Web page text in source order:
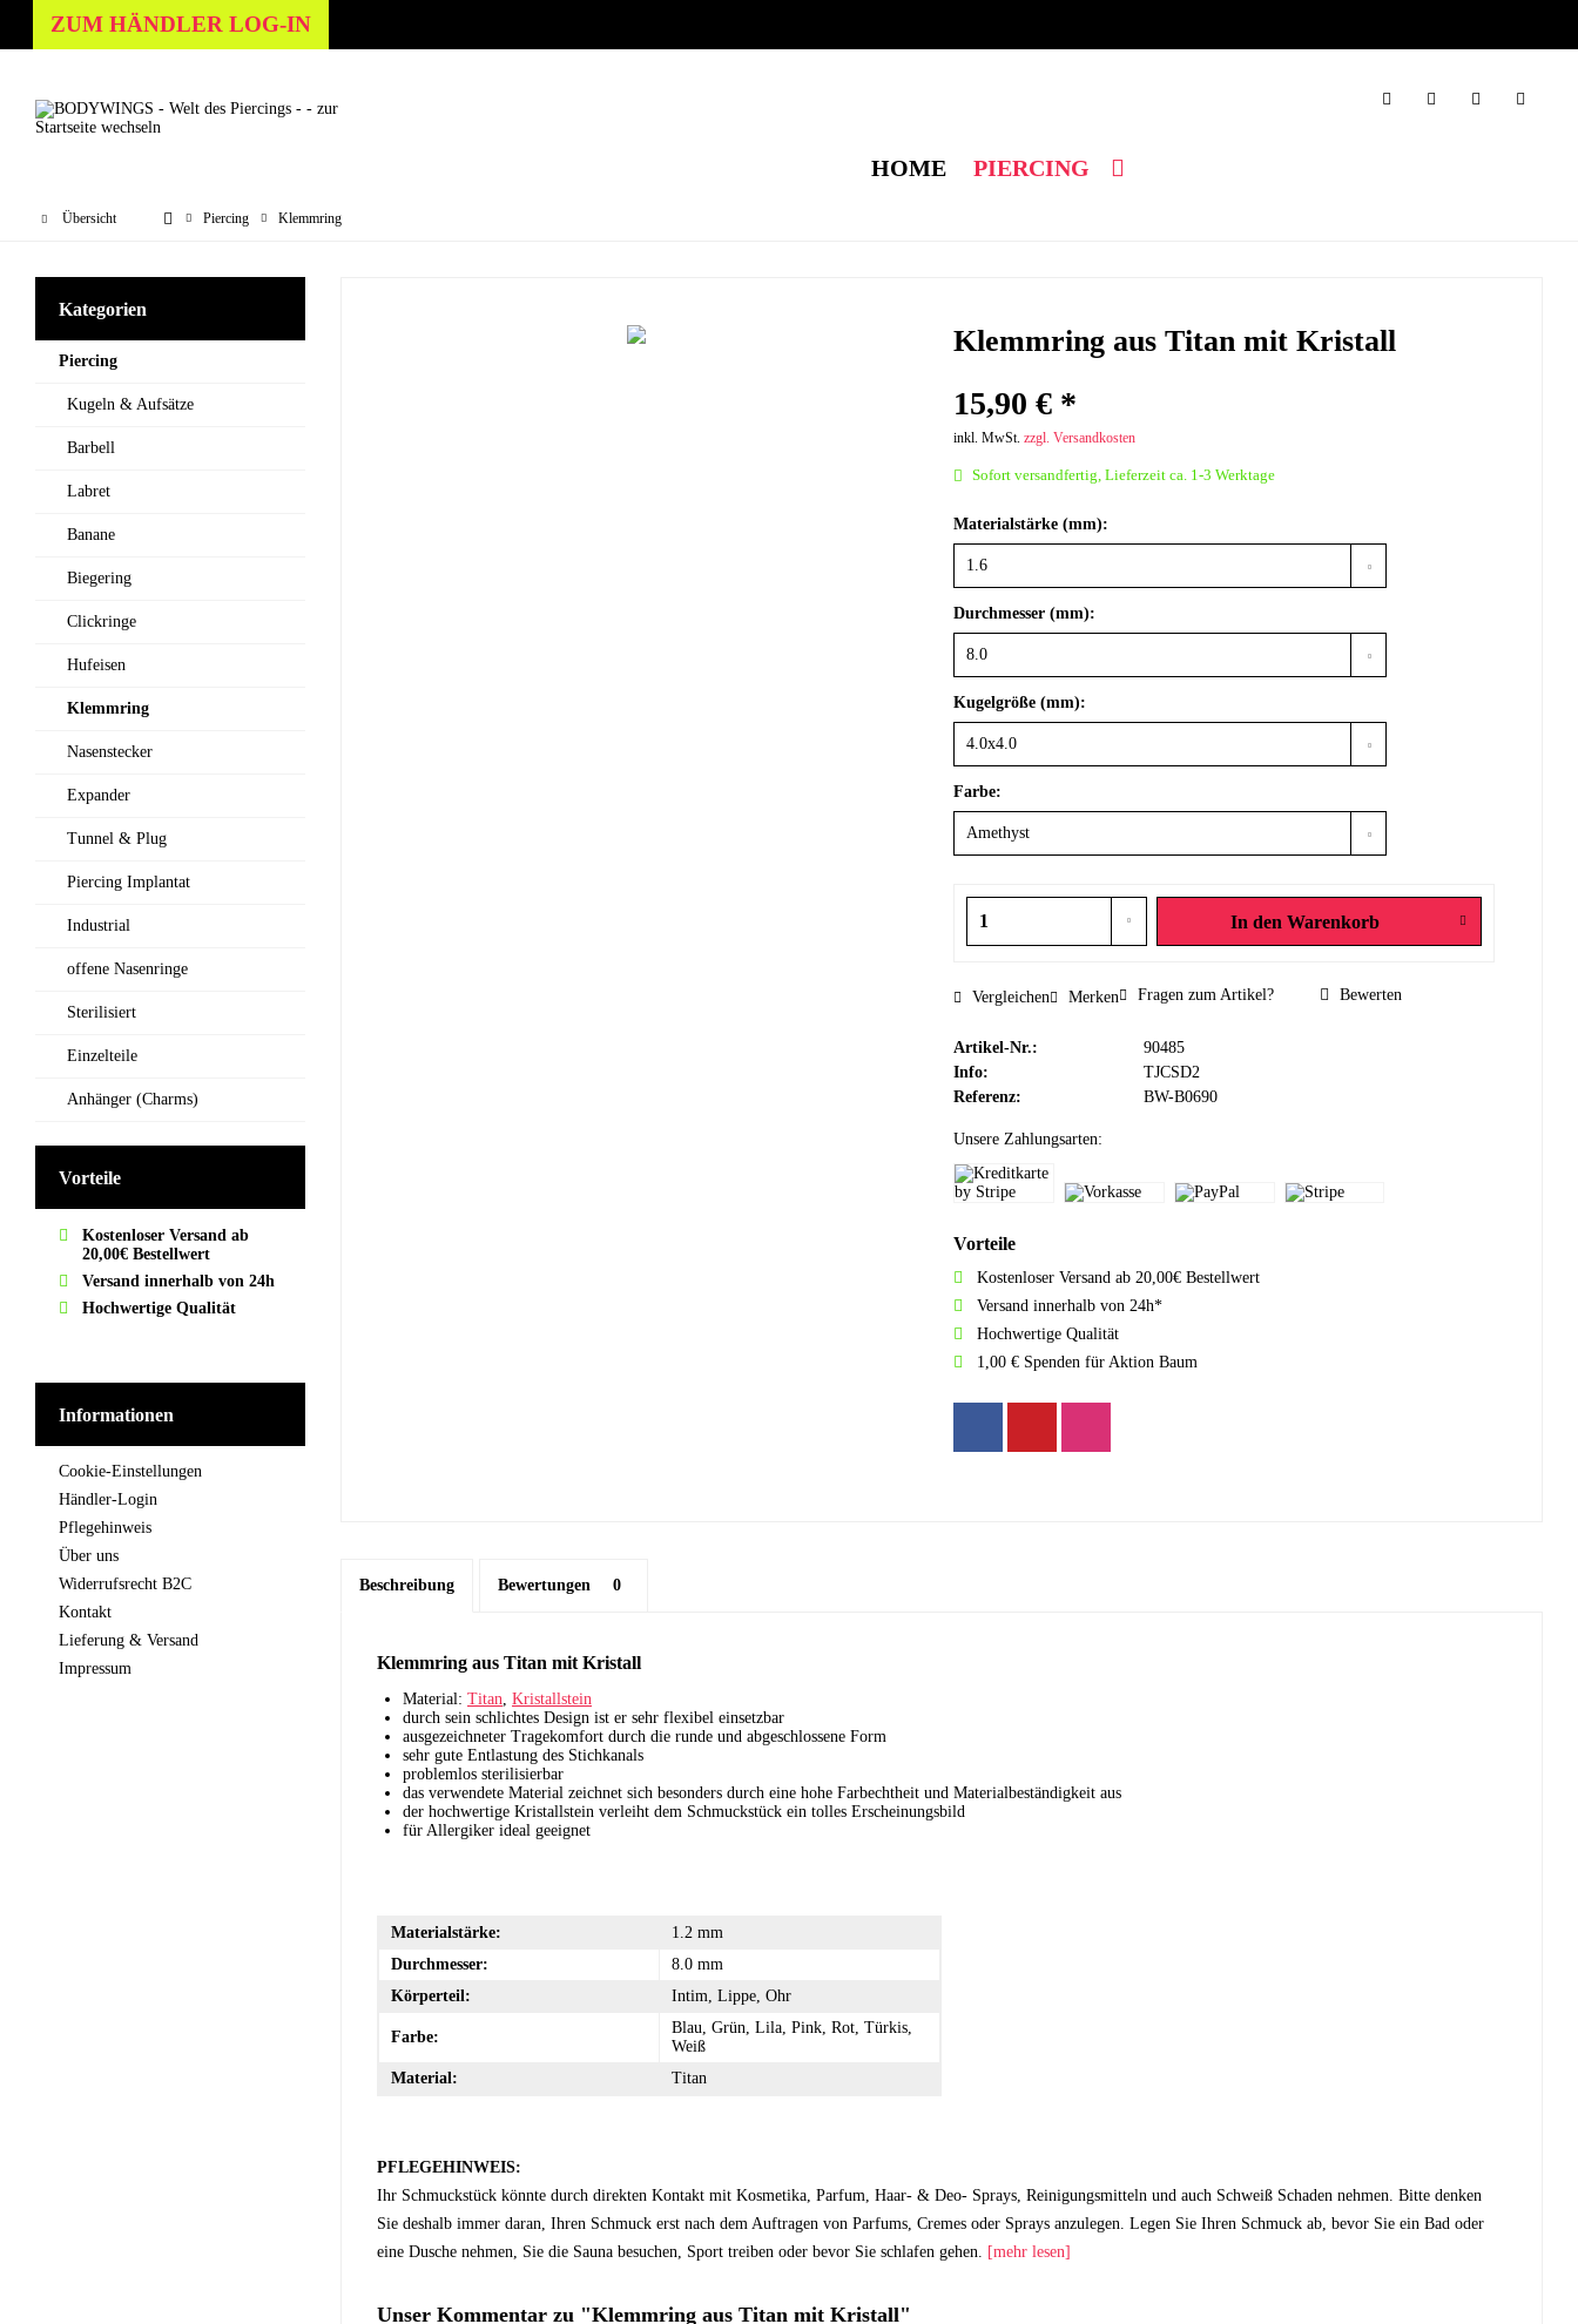
ZUM HÄNDLER LOG-IN
HOME PIERCING
Übersicht Piercing Klemmring
Kategorien
Piercing
Kugeln & Aufsätze
Barbell
Labret
Banane
Biegering
Clickringe
Hufeisen
Klemmring
Nasenstecker
Expander
Tunnel & Plug
Piercing Implantat
Industrial
offene Nasenringe
Sterilisiert
Einzelteile
Anhänger (Charms)
Vorteile
Kostenloser Versand ab
20,00€ Bestellwert
Versand innerhalb von 24h
Hochwertige Qualität
Informationen
Cookie-Einstellungen
Händler-Login
Pflegehinweis
Über uns
Widerrufsrecht B2C
Kontakt
Lieferung & Versand
Impressum
Klemmring aus Titan mit Kristall
15,90 € *
inkl. MwSt. zzgl. Versandkosten
Sofort versandfertig, Lieferzeit ca. 1-3 Werktage
Materialstärke (mm):
Durchmesser (mm):
Kugelgröße (mm):
Farbe:
In den Warenkorb
Vergleichen Merken Fragen zum Artikel? Bewerten
Artikel-Nr.:
90485
Info:
TJCSD2
Referenz:
BW-B0690
Unsere Zahlungsarten:
Vorteile
Kostenloser Versand ab 20,00€ Bestellwert
Versand innerhalb von 24h*
Hochwertige Qualität
1,00 € Spenden für Aktion Baum
Beschreibung Bewertungen 0
Klemmring aus Titan mit Kristall
Material: Titan, Kristallstein
durch sein schlichtes Design ist er sehr flexibel einsetzbar
ausgezeichneter Tragekomfort durch die runde und abgeschlossene Form
sehr gute Entlastung des Stichkanals
problemlos sterilisierbar
das verwendete Material zeichnet sich besonders durch eine hohe Farbechtheit und Materialbeständigkeit aus
der hochwertige Kristallstein verleiht dem Schmuckstück ein tolles Erscheinungsbild
für Allergiker ideal geeignet
Materialstärke:
1.2 mm
Durchmesser:
8.0 mm
Körperteil:
Intim, Lippe, Ohr
Farbe:
Blau, Grün, Lila, Pink, Rot, Türkis,
Weiß
Material:
Titan
PFLEGEHINWEIS:
Ihr Schmuckstück könnte durch direkten Kontakt mit Kosmetika, Parfum, Haar- & Deo- Sprays, Reinigungsmitteln und auch Schweiß Schaden nehmen. Bitte denken
Sie deshalb immer daran, Ihren Schmuck erst nach dem Auftragen von Parfums, Cremes oder Sprays anzulegen. Legen Sie Ihren Schmuck ab, bevor Sie ein Bad oder
eine Dusche nehmen, Sie die Sauna besuchen, Sport treiben oder bevor Sie schlafen gehen. [mehr lesen]
Unser Kommentar zu "Klemmring aus Titan mit Kristall"